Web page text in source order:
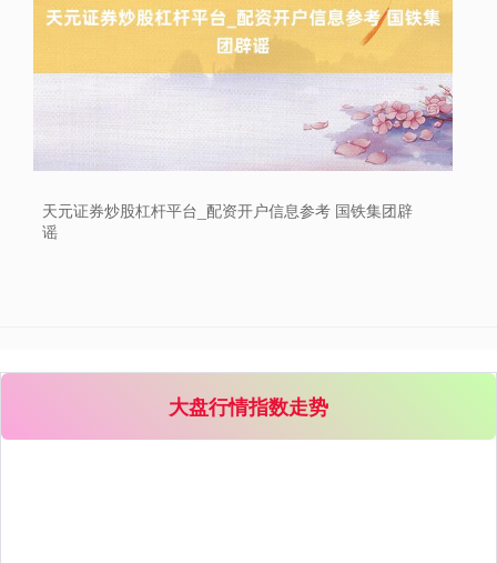
天元证券炒股杠杆平台_配资开户信息参考 国铁集团辟
谣
大盘行情指数走势